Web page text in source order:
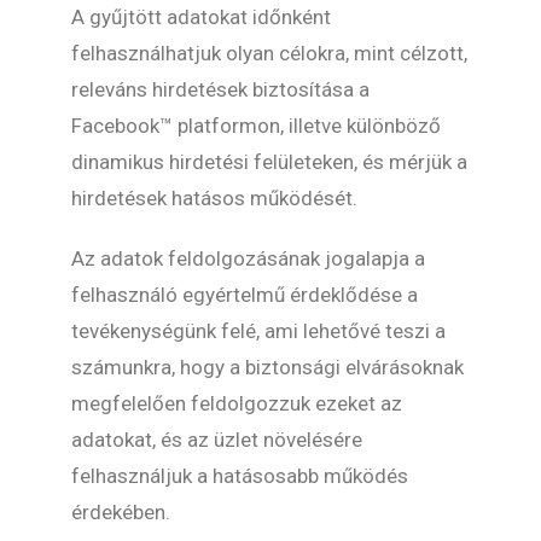
A gyűjtött adatokat időnként
felhasználhatjuk olyan célokra, mint célzott,
releváns hirdetések biztosítása a
Facebook™ platformon, illetve különböző
dinamikus hirdetési felületeken, és mérjük a
hirdetések hatásos működését.
Az adatok feldolgozásának jogalapja a
felhasználó egyértelmű érdeklődése a
tevékenységünk felé, ami lehetővé teszi a
számunkra, hogy a biztonsági elvárásoknak
megfelelően feldolgozzuk ezeket az
adatokat, és az üzlet növelésére
felhasználjuk a hatásosabb működés
érdekében.